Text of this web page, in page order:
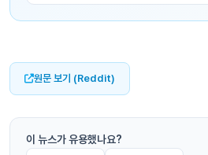
원문 보기 (Reddit)
이 뉴스가 유용했나요?